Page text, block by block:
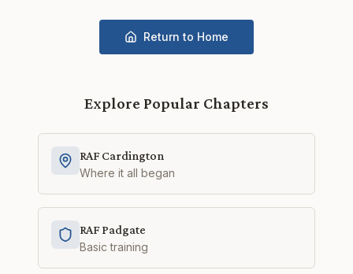
Return to Home
Explore Popular Chapters
RAF Cardington
Where it all began
RAF Padgate
Basic training